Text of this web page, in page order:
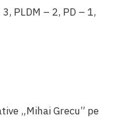
PLDM – 2, PD – 1,
„Mihai Grecu” pe